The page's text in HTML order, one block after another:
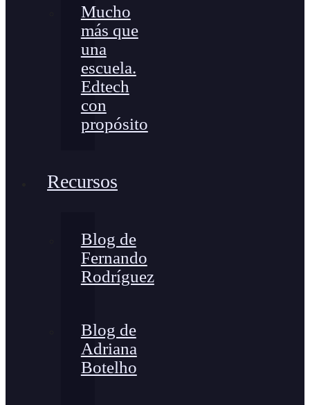
Mucho
más que
una
escuela.
Edtech
con
propósito
Recursos
Blog de
Fernando
Rodríguez
Blog de
Adriana
Botelho